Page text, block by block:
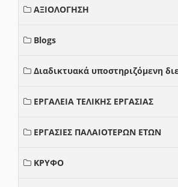
ΑΞΙΟΛΟΓΗΣΗ
Blogs
Διαδικτυακά υποστηριζόμενη
ΕΡΓΑΛΕΙΑ ΤΕΛΙΚΗΣ ΕΡΓΑΣΙΑΣ
ΕΡΓΑΣΙΕΣ ΠΑΛΑΙΟΤΕΡΩΝ ΕΤΩΝ
ΚΡΥΦΟ